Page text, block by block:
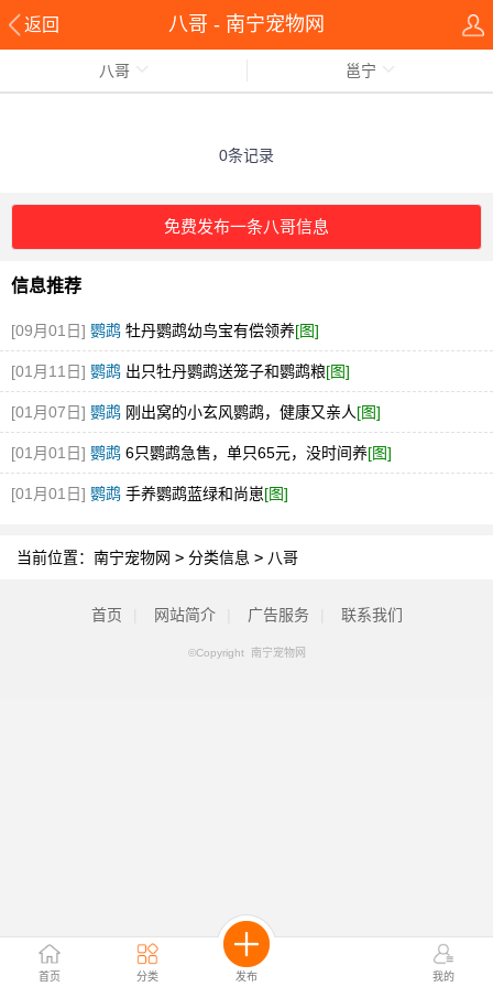
返回 八哥 - 南宁宠物网
首页 分类 发布 我的
八哥 邕宁
0条记录
免费发布一条八哥信息
信息推荐
[09月01日] 鹦鹉 牡丹鹦鹉幼鸟宝有偿领养[图]
[01月11日] 鹦鹉 出只牡丹鹦鹉送笼子和鹦鹉粮[图]
[01月07日] 鹦鹉 刚出窝的小玄风鹦鹉，健康又亲人[图]
[01月01日] 鹦鹉 6只鹦鹉急售，单只65元，没时间养[图]
[01月01日] 鹦鹉 手养鹦鹉蓝绿和尚崽[图]
当前位置： 南宁宠物网 > 分类信息 > 八哥
首页 网站简介 广告服务 联系我们
©Copyright 南宁宠物网